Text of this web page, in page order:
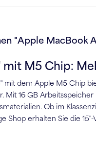
"Apple MacBook
mit M5 Chip:
mit dem Apple M5 Chip
Mit 16 GB
Ob im
Shop erhalten Sie die